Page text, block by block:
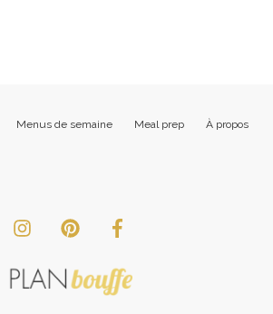
Menus de semaine Meal prep À propos